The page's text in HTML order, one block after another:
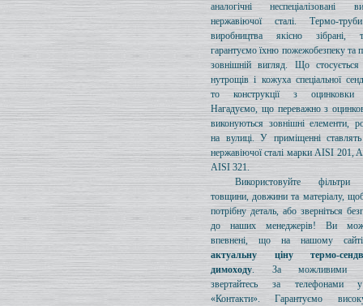
аналогічні неспеціалізовані
нержавіючої сталі. Термо-
виробництва якісно
гарантуємо їхню пожежобезпеку та
зовнішній вигляд. Що стосується
нутрощів і кожуха спеціальної
то конструкції з оцинковки
Нагадуємо, що переважно з
виконуються зовнішні елементи,
на вулиці. У приміщенні
нержавіючої сталі марки AISI 201,
AISI 321.
Використовуйте фільтри
товщини, довжини та матеріалу, щоб
потрібну деталь, або зверніться
до наших менеджерів! Ви
впевнені, що на нашому
актуальну ціну термо-
димоходу. За можливими
звертайтесь за телефонами
«Контакти». Гарантуємо